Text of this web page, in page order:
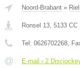
Noord-Brabant » Riel
Ronsel 13, 5133 CC
Tel: 0626702268,
E-mail › 2